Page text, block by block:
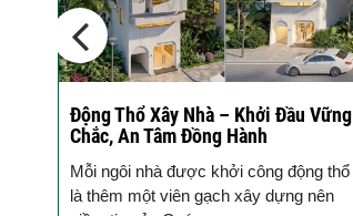
Động Thổ Xây Nhà – Khởi Đầu Vững
Chắc, An Tâm Đồng Hành
Mỗi ngôi nhà được khởi công động thổ
là thêm một viên gạch xây dựng nên